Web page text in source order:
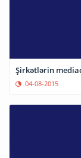
04-08-2015